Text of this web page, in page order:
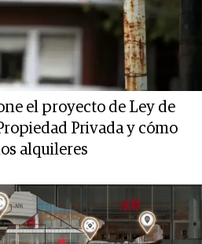
el proyecto de Ley de
Privada y cómo
alquileres